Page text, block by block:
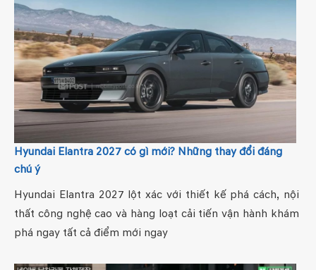
Hyundai Elantra 2027 có gì mới? Những thay đổi đáng
chú ý
Hyundai Elantra 2027 lột xác với thiết kế phá cách, nội
thất công nghệ cao và hàng loạt cải tiến vận hành khám
phá ngay tất cả điểm mới ngay